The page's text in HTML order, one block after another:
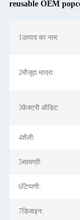
reusable OEM
1उत्पाद का नाम:
2मौजूदा मात्रा:
3फ़ैक्टरी ऑडिट:
4शैली:
5सामग्री:
6टिप्पणी:
7डिजाइन: